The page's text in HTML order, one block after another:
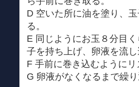
D 空いた所に油を塗り、
る。
E 同じようにお玉８分目
子を持ち上げ、卵液を流
F 手前に巻き込むように
G 卵液がなくなるまで繰り